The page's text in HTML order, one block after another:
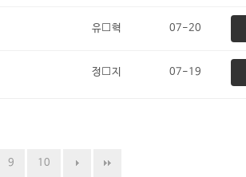
유⬜혁 07-20
정⬜지 07-19
9 10